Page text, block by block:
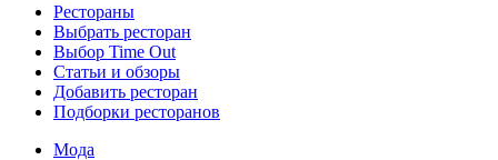
Рестораны
Выбрать ресторан
Выбор Time Out
Статьи и обзоры
Добавить ресторан
Подборки ресторанов
Мода